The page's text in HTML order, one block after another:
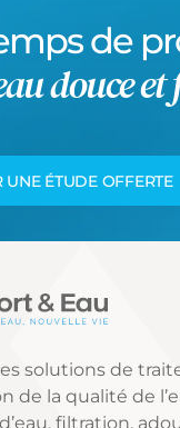
de
douce et
UNE ÉTUDE OFFERTE
solutions de
de la qualité de
filtration,